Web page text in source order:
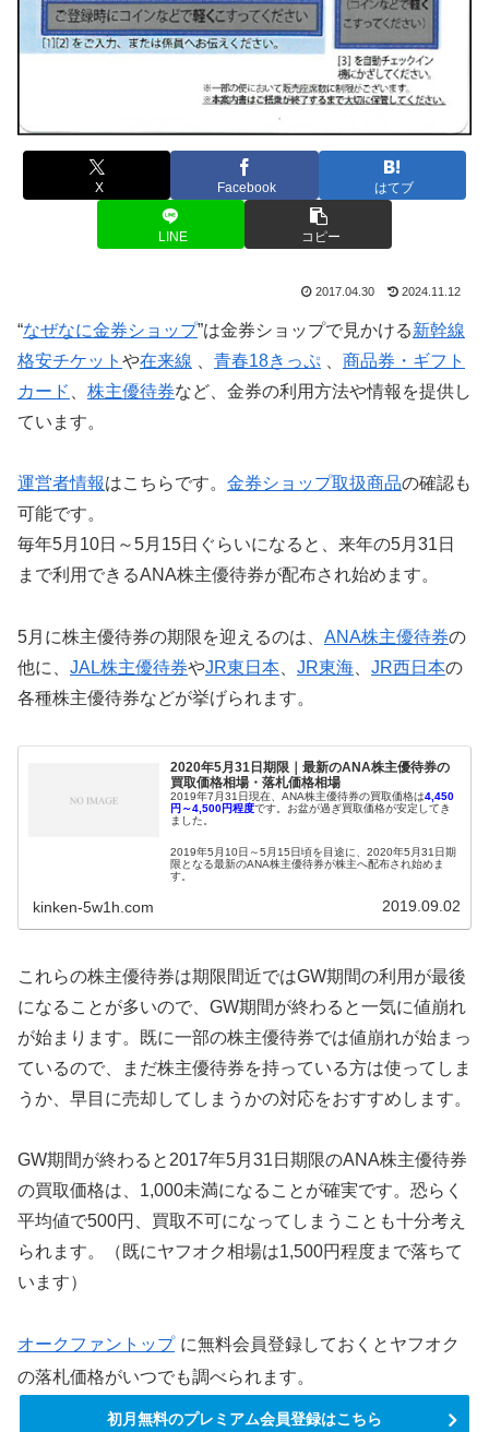
X Facebook はてブ
LINE コピー
2017.04.30 2024.11.12
“なぜなに金券ショップ”は金券ショップで見かける新幹線
格安チケット や在来線 青春18きっぷ
商品券・ギフト
カード
株主優待券など、金券の利用方法や情報を提供し
ています。
運営者情報はこちらです。 金券ショップ取扱商品の確認も
可能です。
毎年5月10日～5月15日ぐらいになると、来年の5月31日
まで利用できるANA株主優待券が配布され始めます。
5月に株主優待券の期限を迎えるのは、 ANA株主優待券の
他に、 JAL株主優待券やJR東日本 JR東海 JR西日本の
各種株主優待券などが挙げられます。
2020年5月31日期限｜最新のANA株主優待券の
買取価格相場・落札価格相場
2019年7月31日現在、ANA株主優待券の買取価格は4,450
円～4,500円程度です。お盆が過ぎ買取価格が安定してき
ました。
2019年5月10日～5月15日頃を目途に、2020年5月31日期
限となる最新のANA株主優待券が株主へ配布され始めま
す。
2019年5月11日に最新のANA株主優待券の配布当初の買取
です。
kinken-5w1h.com 2019.09.02
これらの株主優待券は期限間近ではGW期間の利用が最後
になることが多いので、GW期間が終わると一気に値崩れ
が始まります。既に一部の株主優待券では値崩れが始まっ
ているので、まだ株主優待券を持っている方は使ってしま
うか、早目に売却してしまうかの対応をおすすめします。
GW期間が終わると2017年5月31日期限のANA株主優待券
の買取価格は、1,000未満になることが確実です。恐らく
平均値で500円、買取不可になってしまうことも十分考え
られます。（既にヤフオク相場は1,500円程度まで落ちて
います）
オークファントップ に無料会員登録しておくとヤフオク
の落札価格がいつでも調べられます。
初月無料のプレミアム会員登録はこちら